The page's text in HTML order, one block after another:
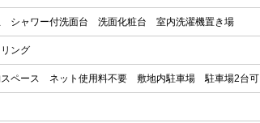
シャワー付洗面台 洗面化粧台 室内洗濯機置き場
ング
ペース ネット使用料不要 敷地内駐車場 駐車場2台可